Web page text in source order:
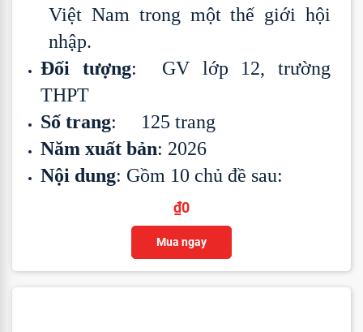
Việt Nam trong một thế giới hội
nhập.
Đối tượng: GV lớp 12, trường
THPT
Số trang: 125 trang
Năm xuất bản: 2026
Nội dung: Gồm 10 chủ đề sau:
₫0
Mua ngay